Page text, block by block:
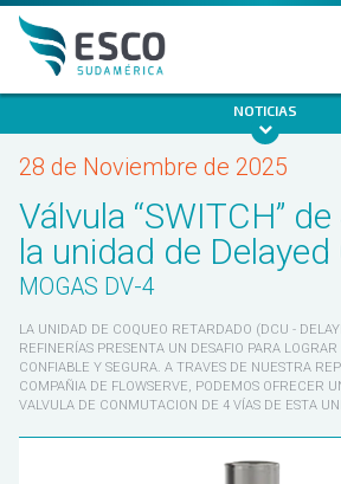
NOTICIAS
28 de Noviembre de 2025
Válvula “SWITCH”
la unidad de Delayed
MOGAS DV-4
LA UNIDAD DE COQUEO RETARDADO (DCU -
REFINERÍAS PRESENTA UN DESAFIO PARA
CONFIABLE Y SEGURA. A TRAVES DE NUESTRA
COMPAÑIA DE FLOWSERVE, PODEMOS OFRECER
VALVULA DE CONMUTACION DE 4 VÍAS DE ESTA